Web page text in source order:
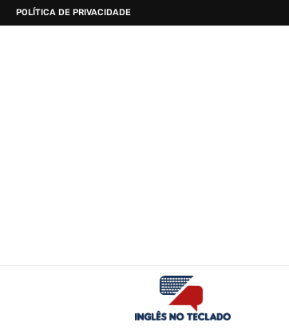
POLÍTICA DE PRIVACIDADE